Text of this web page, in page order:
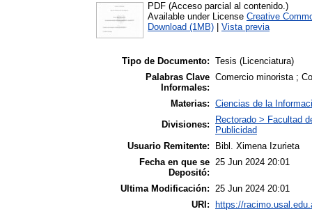
PDF (Acceso parcial al contenido.)
Available under License Creative
Download (1MB)
Vista previa
Tipo de Documento: Tesis (Licenciatura)
Palabras Clave
Informales:
Comercio minorista ;
Materias: Ciencias de la
Divisiones:
Rectorado > Facultad
Publicidad
Usuario Remitente:
Bibl. Ximena Izurieta
Fecha en que se
Depositó:
25 Jun 2024 20:01
Ultima Modificación: 25 Jun 2024 20:01
URI:
https://